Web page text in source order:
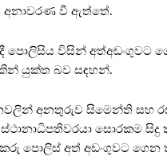
අනාවරණ වී ඇත්තේ.
පොලිසිය විසින් අත්අඩංගුවට
යුක්ත බව සඳහන්.
අනතුරුව සිමෙන්ති සහ
ස්ථානාධිපතිවරයා සොරකම
පොලිස් අත් අඩංගුවට ගෙන